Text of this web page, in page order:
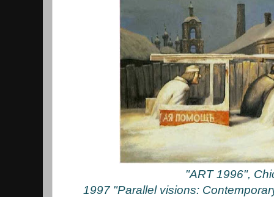
"ART 1996",
1997 "Parallel visions: